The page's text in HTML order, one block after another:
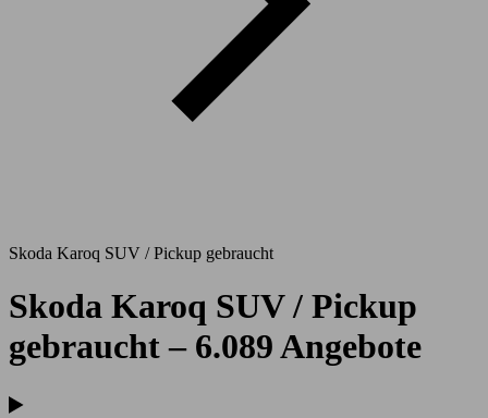
Skoda Karoq SUV / Pickup gebraucht
Skoda Karoq SUV / Pickup
gebraucht – 6.089 Angebote